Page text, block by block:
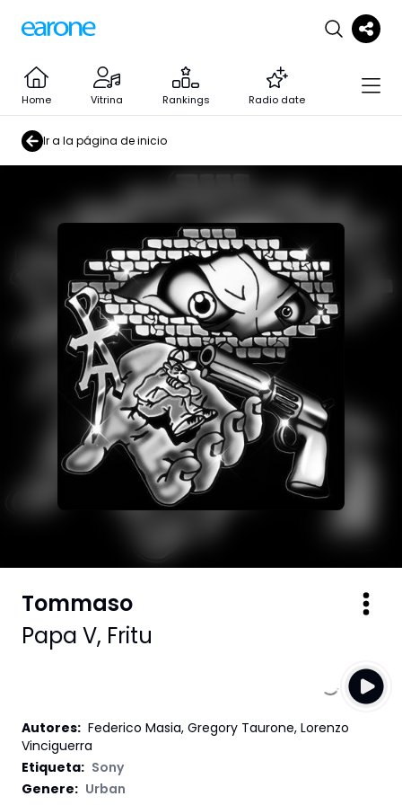
Home Vitrina Rankings Radio date
Ir a la página de inicio
Tommaso
Papa V, Fritu
Autores: Federico Masia, Gregory Taurone, Lorenzo
Vinciguerra
Etiqueta: Sony
Genere: Urban